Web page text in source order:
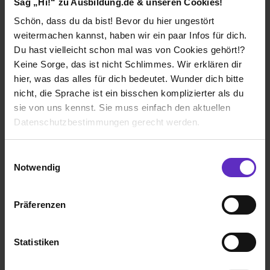
Schön, dass du da bist! Bevor du hier ungestört
weitermachen kannst, haben wir ein paar Infos für dich.
Du hast vielleicht schon mal was von Cookies gehört!?
Keine Sorge, das ist nicht Schlimmes. Wir erklären dir
hier, was das alles für dich bedeutet. Wunder dich bitte
nicht, die Sprache ist ein bisschen komplizierter als du
sie von uns kennst. Sie muss einfach den aktuellen
Datenschutzbestimmungen gerecht werden.
Benutzung der Webseite getroffenen Einstellungen zu
Webseite zu analysieren („Statistiken“), um
Informationen zu deiner Verwendung unserer Website an
Notwendig
Präferenzen
Statistiken
Verdienst
1. Ausbildungsjahr:
1051€
2. Ausbildungsjahr:
1131€
3. Ausbildungsjahr:
1204€
Ich würde diese Firma
weiterempfehlen!
Wie gefällt dir die Ausbildung bei deiner
Ich wurde super ins Team Intrigiert und haben sehr viel